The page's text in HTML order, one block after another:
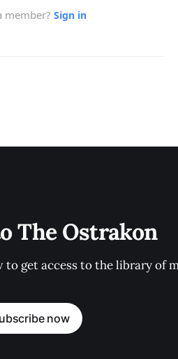
The Ostrakon
get access to the library of
now